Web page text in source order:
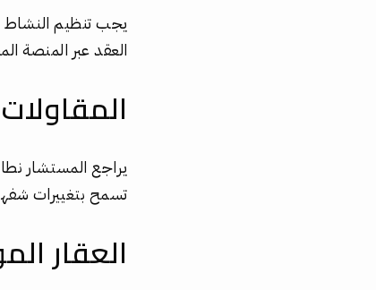
يجب تنظيم النشاط
العقد عبر المنصة
المقاولات
يراجع المستشار
تسمح بتغييرات
العقار